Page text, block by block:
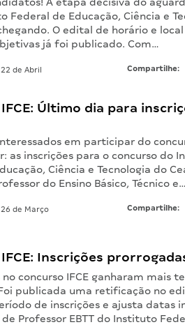
Federal de Educação, Ciência e
O edital de horário e
já foi publicado. Com…
22 de Abril Compartilhe:
Último dia para
em participar do
as inscrições para o concurso do
Ciência e Tecnologia do
do Ensino Básico, Técnico e…
26 de Março Compartilhe:
Inscrições
concurso IFCE ganharam mais
publicada uma retificação no
de inscrições e ajusta datas
Professor EBTT do Instituto